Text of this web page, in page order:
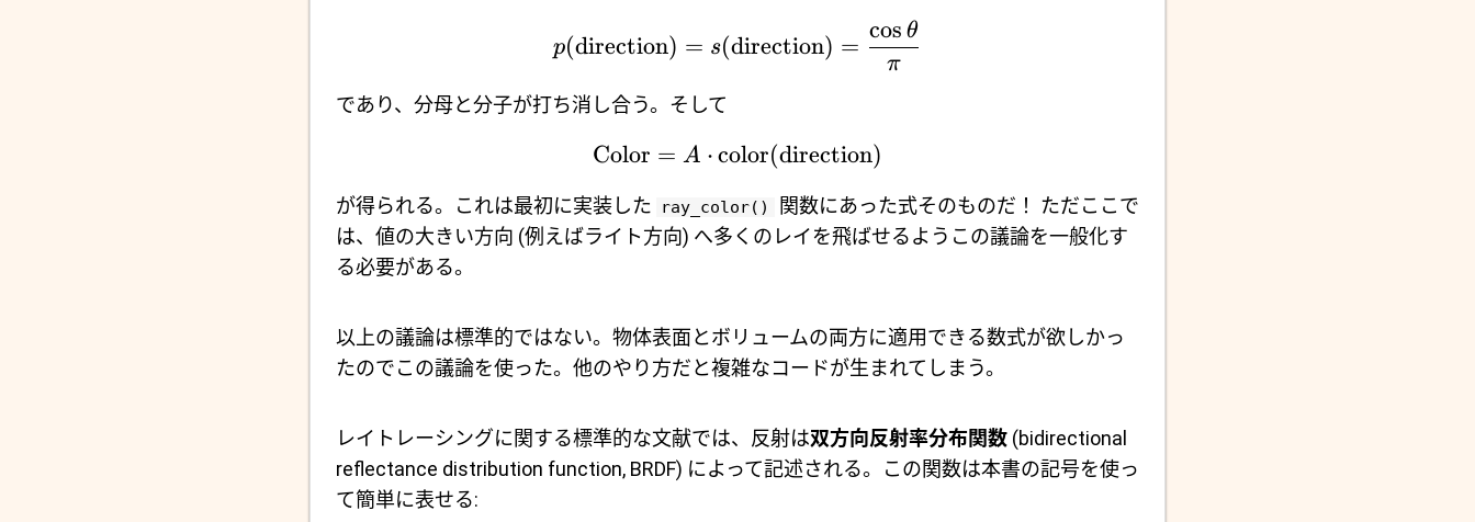
p(direction) = s(direction) =
π
cos θ
であり、分母と分子が打ち消し合う。そして
Color = A ⋅ color(direction)
が得られる。これは最初に実装した ray_color()
関数にあった式そのものだ！ ただここで
は、値の大きい方向 (例えばライト方向) へ多くのレイを飛ばせるようこの議論を一般化す
る必要がある。
以上の議論は標準的ではない。物体表面とボリュームの両方に適用できる数式が欲しかっ
たのでこの議論を使った。他のやり方だと複雑なコードが生まれてしまう。
レイトレーシングに関する標準的な文献では、反射は双方向反射率分布関数(bidirectional
reflectance distribution function, BRDF) によって記述される。この関数は本書の記号を使っ
て簡単に表せる: